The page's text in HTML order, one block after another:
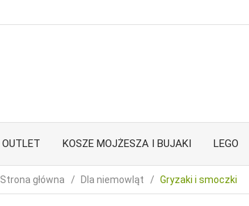
OUTLET KOSZE MOJŻESZA I BUJAKI LEGO
Strona główna Dla niemowląt Gryzaki i smoczki